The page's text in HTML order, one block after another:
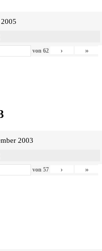
von 62 › »
2003
von 57 › »